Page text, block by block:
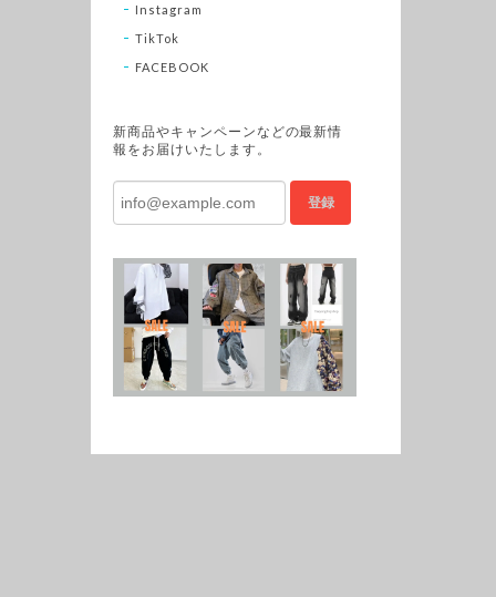
Instagram
TikTok
FACEBOOK
新商品やキャンペーンなどの最新情
報をお届けいたします。
登録